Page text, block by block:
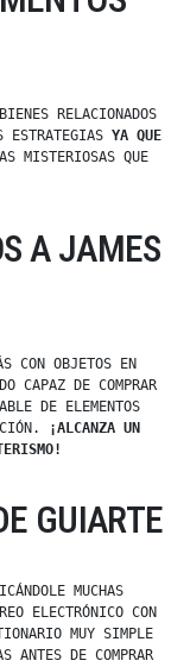
RELACIONADOS
ESTRATEGIAS YA QUE
MISTERIOSAS QUE
A JAMES
CON OBJETOS EN
CAPAZ DE COMPRAR
DE ELEMENTOS
¡ALCANZA UN
GUIARTE
MUCHAS
ELECTRÓNICO CON
MUY SIMPLE
ANTES DE COMPRAR